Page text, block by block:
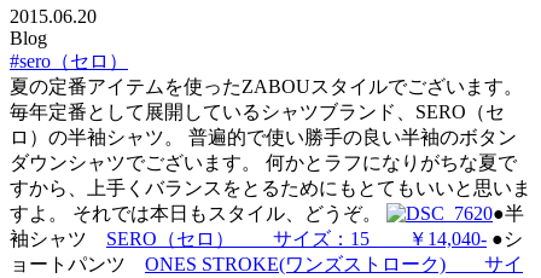
2015.06.20
Blog
#sero（セロ）
夏の定番アイテムを使ったZABOUスタイルでございます。
毎年定番として展開しているシャツブランド、SERO（セ
ロ）の半袖シャツ。 普遍的で使い勝手の良い半袖のボタン
ダウンシャツでございます。 何かとラフになりがちな夏で
すから、上手くバランスをとるためにもとてもいいと思いま
すよ。 それでは本日もスタイル、どうぞ。
●半
袖シャツ SERO（セロ） サイズ：15 ￥14,040- ●シ
ョートパンツ ONES STROKE(ワンズストローク) サイ